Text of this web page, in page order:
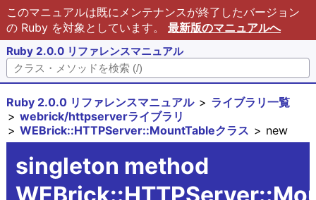
このマニュアルは既にメンテナンスが終了したバージョン
の Ruby を対象としています。 最新版のマニュアルへ
Ruby 2.0.0 リファレンスマニュアル
Ruby 2.0.0 リファレンスマニュアル
ライブラリ一覧
webrick/httpserverライブラリ
WEBrick::HTTPServer::MountTableクラス
new
singleton method